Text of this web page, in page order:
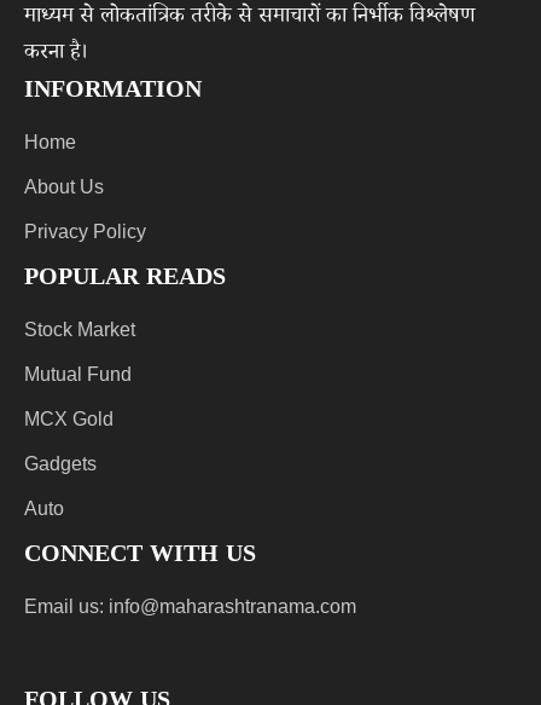
माध्यम से लोकतांत्रिक तरीके से समाचारों का निर्भीक विश्लेषण
करना है।
INFORMATION
Home
About Us
Privacy Policy
POPULAR READS
Stock Market
Mutual Fund
MCX Gold
Gadgets
Auto
CONNECT WITH US
Email us: info@maharashtranama.com